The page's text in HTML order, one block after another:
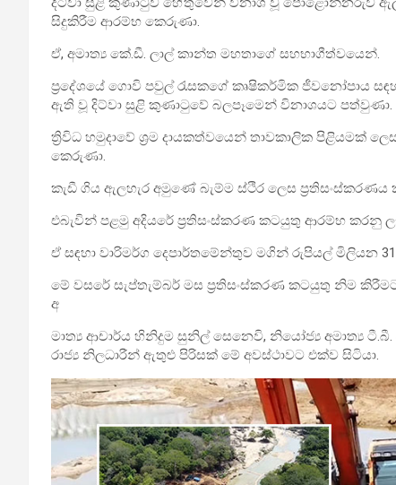
සිදුකිරීම ආරම්භ කෙරුණා.
ඒ, අමාත්‍ය කේ.ඩී. ලාල් කාන්ත මහතාගේ සහභාගීත්වයෙන්.
ප්‍රදේශයේ ගොවි පවුල් රැසකගේ කෘෂිකර්මික ජීවනෝපාය
ඇති වූ දිට්වා සුළි කුණාටු‍වේ බලපෑමෙන් විනාශයට පත්වුණා.
ත්‍රිවිධ හමුදාවේ ශ්‍රම දායකත්වයෙන් තාවකාලික පිළියමක්
කෙරුණා.
කැඩී ගිය ඇලහැර අමුණේ බැම්ම ස්ථිර ලෙස
එබැවින් පළමු අදියරේ ප්‍රතිසංස්කරණ කටයුතු ආරම්භ කරනු
ඒ සඳහා වාරිමර්ග දෙපාර්තමේන්තුව මගින් රුපියල් මිලියන
මේ වසරේ සැප්තැම්බර් මස ප්‍රතිසංස්කරණ කටයුතු නිම
අ
මාත්‍ය ආචාර්ය හිනිදුම සුනිල් සෙනෙවි, නියෝජ්‍ය අමාත්‍ය
රාජ්‍ය නිලධාරීන් ඇතුළු පිරිසක් මේ අවස්ථාවට එක්ව සිටියා.